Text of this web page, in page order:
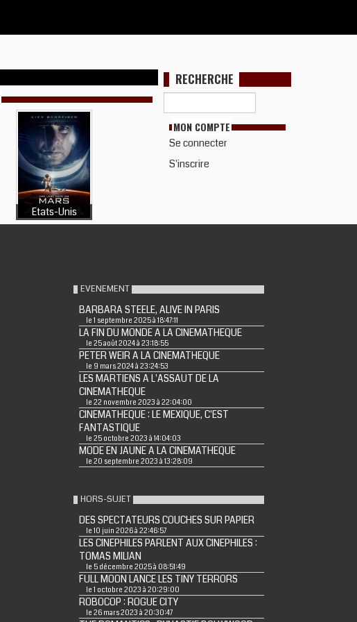
Etats-Unis
RECHERCHE
MON COMPTE
Se connecter
S'inscrire
EVENEMENT
BARBARA STEELE, ALIVE IN PARIS
le 1 septembre 2025 à 18:47:11
LA FIN DU MONDE A LA CINEMATHEQUE
le 25 août 2024 à 23:18:55
PETER WEIR A LA CINEMATHEQUE
le 9 mars 2024 à 23:24:53
LES MARTIENS A L'ASSAUT DE LA
CINEMATHEQUE
le 22 novembre 2023 à 22:04:00
CINEMATHEQUE : LE MEXIQUE, C'EST
FANTASTIQUE
le 25 octobre 2023 à 14:04:03
MODE EN JAUNE A LA CINEMATHEQUE
le 20 septembre 2023 à 13:28:09
HORS-SUJET
DES SPECTATEURS COUCHES SUR PAPIER
le 10 juin 2026 à 22:46:57
LES CINEPHILES PARLENT AUX CINEPHILES :
TOMAS MILIAN
le 5 décembre 2025 à 08:51:49
FULL MOON LANCE LES TINY TERRORS
le 1 octobre 2023 à 20:29:00
ROBOCOP : ROGUE CITY
le 26 mars 2023 à 20:30:47